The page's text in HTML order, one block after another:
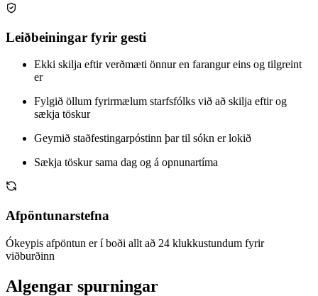
Leiðbeiningar fyrir gesti
Ekki skilja eftir verðmæti önnur en farangur eins og tilgreint
er
Fylgið öllum fyrirmælum starfsfólks við að skilja eftir og
sækja töskur
Geymið staðfestingarpóstinn þar til sókn er lokið
Sækja töskur sama dag og á opnunartíma
Afpöntunarstefna
Ókeypis afpöntun er í boði allt að 24 klukkustundum fyrir
viðburðinn
Algengar spurningar